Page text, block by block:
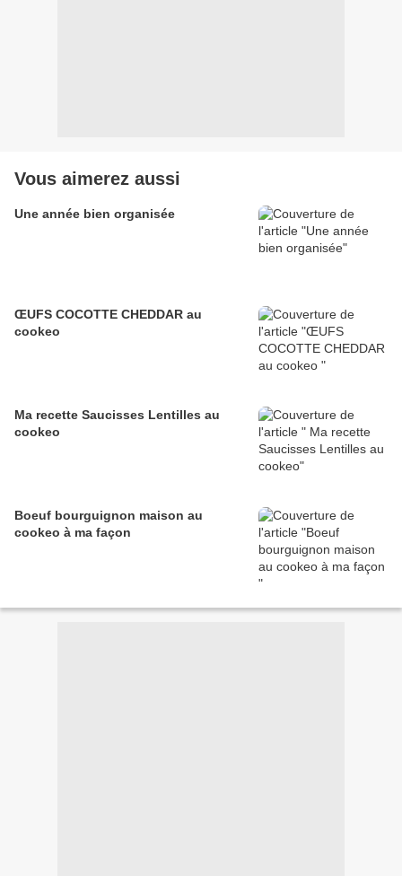
Vous aimerez aussi
Une année bien organisée
ŒUFS COCOTTE CHEDDAR au
cookeo
Ma recette Saucisses Lentilles au
cookeo
Boeuf bourguignon maison au
cookeo à ma façon